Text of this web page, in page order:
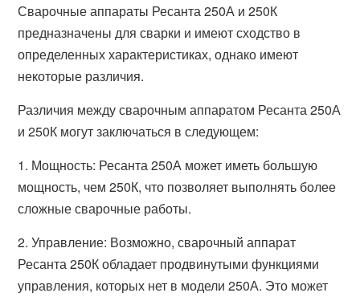
Сварочные аппараты Ресанта 250А и 250К
предназначены для сварки и имеют сходство в
определенных характеристиках, однако имеют
некоторые различия.
Различия между сварочным аппаратом Ресанта 250А
и 250К могут заключаться в следующем:
1. Мощность: Ресанта 250А может иметь большую
мощность, чем 250К, что позволяет выполнять более
сложные сварочные работы.
2. Управление: Возможно, сварочный аппарат
Ресанта 250К обладает продвинутыми функциями
управления, которых нет в модели 250А. Это может